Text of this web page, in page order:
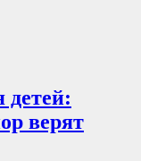
детей:
верят